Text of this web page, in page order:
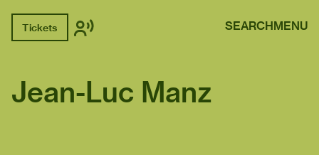
Tickets SEARCHMENU
Jean-Luc Manz